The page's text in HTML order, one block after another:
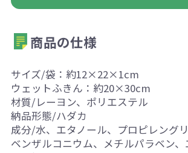
商品の仕様
サイズ/袋：約12×22×1cm
ウェットふきん：約20×30cm
材質/レーヨン、ポリエステル
納品形態/ハダカ
成分/水、エタノール、プロピレング
ベンザルコニウム、メチルパラベン